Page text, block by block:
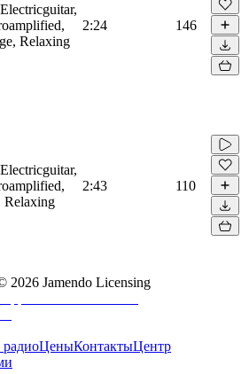
Relaxing
2:24 146
Relaxing
2:43 110
2026 Jamendo Licensing
радиоЦеныКонтактыЦентр